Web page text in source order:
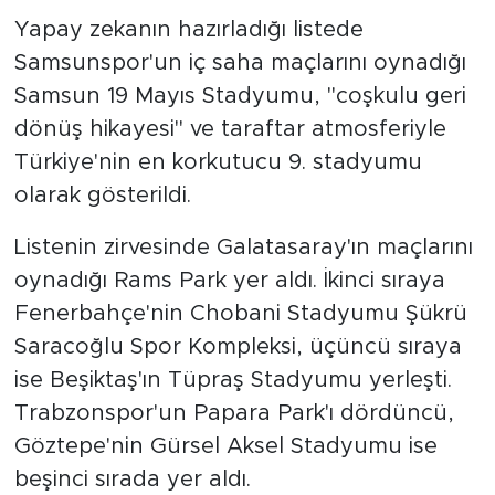
Yapay zekanın hazırladığı listede
Samsunspor'un iç saha maçlarını oynadığı
Samsun 19 Mayıs Stadyumu, "coşkulu geri
dönüş hikayesi" ve taraftar atmosferiyle
Türkiye'nin en korkutucu 9. stadyumu
olarak gösterildi.
Listenin zirvesinde Galatasaray'ın maçlarını
oynadığı Rams Park yer aldı. İkinci sıraya
Fenerbahçe'nin Chobani Stadyumu Şükrü
Saracoğlu Spor Kompleksi, üçüncü sıraya
ise Beşiktaş'ın Tüpraş Stadyumu yerleşti.
Trabzonspor'un Papara Park'ı dördüncü,
Göztepe'nin Gürsel Aksel Stadyumu ise
beşinci sırada yer aldı.